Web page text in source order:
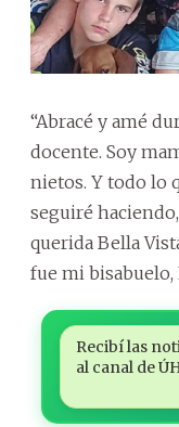
“Abracé y amé
docente. Soy
nietos. Y todo lo
seguiré
querida Bella
fue mi bisabuelo,
Recibí las
al canal de